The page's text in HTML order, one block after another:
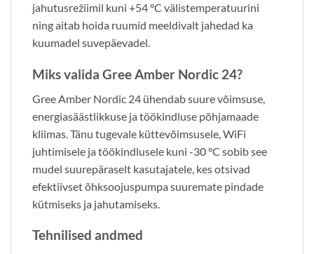
jahutusrežiimil kuni +54 °C välistemperatuurini
ning aitab hoida ruumid meeldivalt jahedad ka
kuumadel suvepäevadel.
Miks valida Gree Amber Nordic 24?
Gree Amber Nordic 24 ühendab suure võimsuse,
energiasäästlikkuse ja töökindluse põhjamaade
kliimas. Tänu tugevale küttevõimsusele, WiFi
juhtimisele ja töökindlusele kuni -30 °C sobib see
mudel suurepäraselt kasutajatele, kes otsivad
efektiivset õhksoojuspumpa suuremate pindade
kütmiseks ja jahutamiseks.
Tehnilised andmed